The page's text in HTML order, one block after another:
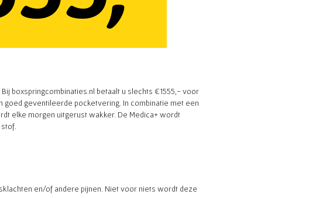
boxspringcombinaties.nl betaalt u slechts €1555,- voor
geventileerde pocketvering. In combinatie met een
elke morgen uitgerust wakker. De Medica+ wordt
en/of andere pijnen. Niet voor niets wordt deze